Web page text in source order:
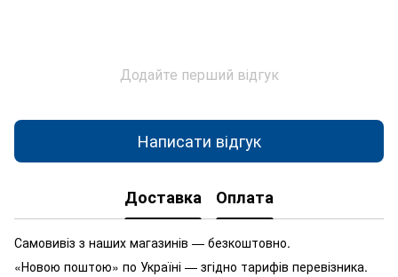
Додайте перший відгук
Написати відгук
Доставка Оплата
Самовивіз з наших магазинів — безкоштовно.
«Новою поштою» по Україні — згідно тарифів перевізника.